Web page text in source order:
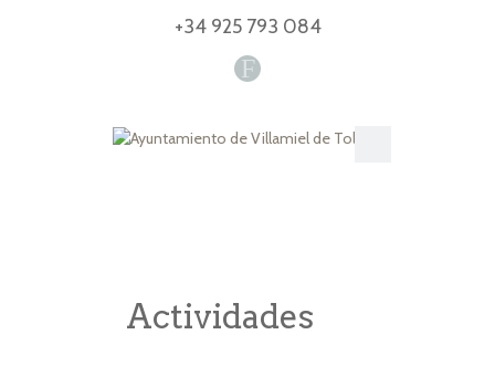
F
+34 925 793 084
Actividades